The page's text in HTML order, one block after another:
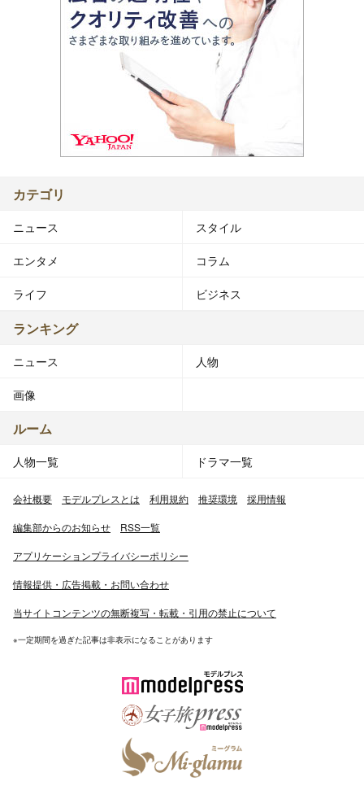
カテゴリ
ニュース スタイル
エンタメ コラム
ライフ ビジネス
ランキング
ニュース 人物
画像
ルーム
人物一覧 ドラマ一覧
会社概要 モデルプレスとは 利用規約 推奨環境 採用情報
編集部からのお知らせ RSS一覧
アプリケーションプライバシーポリシー
情報提供・広告掲載・お問い合わせ
当サイトコンテンツの無断複写・転載・引用の禁止について
※一定期間を過ぎた記事は非表示になることがあります